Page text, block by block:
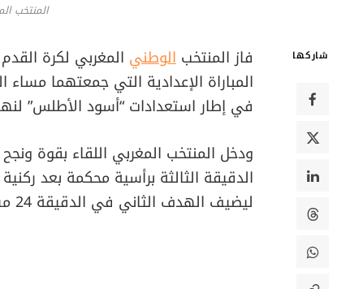
المنتخب
شاركها فاز المنتخب الوطني المغربي لكرة
المباراة الإعدادية التي جمعتهما مساء
في إطار استعدادات “أسود الأطلس”
ودخل المنتخب المغربي اللقاء بقوة
الدقيقة الثالثة برأسية محكمة بعد
ليضيف الهدف الثاني في الدقيقة 24 مستغلاً خطأ دفاعياً.